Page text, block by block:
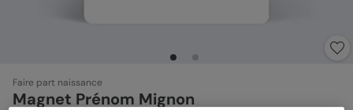
Faire part naissance
Magnet Prénom Mignon